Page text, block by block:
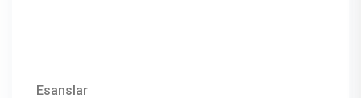
Esanslar